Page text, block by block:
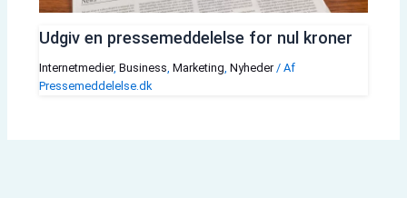
Udgiv en pressemeddelelse for nul kroner
Internetmedier, Business, Marketing, Nyheder/ Af
Pressemeddelelse.dk